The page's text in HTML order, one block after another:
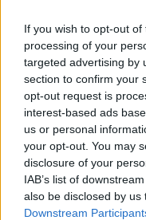
If you wish to opt-out
processing of your
targeted advertising by
section to confirm your
opt-out request is
interest-based ads
us or personal
your opt-out. You may
disclosure of your
IAB’s list of
also be disclosed by
Downstream
Celníci odhalili gang
stovku ptáků
5.8.2026 20:13 (ČTK)
zajištěním zvířat celníkům
ostravské zahradě také
tiskové zprávě nawebu
Martina Kaňková.